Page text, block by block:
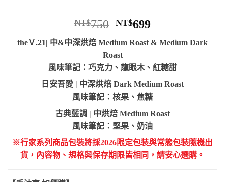
NT$750 NT$699
theＶ.21| 中&中深烘焙 Medium Roast & Medium Dark
Roast
風味筆記：巧克力、龍眼木、紅糖甜
日安吾愛 | 中深烘焙 Dark Medium Roast
風味筆記：核果、焦糖
古典藍調 | 中烘焙 Medium Roast
風味筆記：堅果、奶油
※行家系列商品包裝將採2026限定包裝與常態包裝隨機出
貨，內容物、規格與保存期限皆相同，請安心選購。